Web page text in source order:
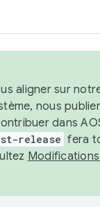
aligner sur
nous
dans
release fera